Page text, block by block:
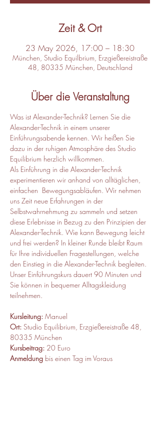
Zeit & Ort
23 May 2026, 17:00 – 18:30
München, Studio Equilbrium, Erzgießereistraße
48, 80335 München, Deutschland
Über die Veranstaltung
Was ist Alexander-Technik? Lernen Sie die
Alexander-Technik in einem unserer
Einführungsabende kennen. Wir heißen Sie
dazu in der ruhigen Atmosphäre des Studio
Equilibrium herzlich willkommen.
Als Einführung in die Alexander-Technik
experimentieren wir anhand von alltäglichen,
einfachen  Bewegungsabläufen. Wir nehmen
uns Zeit neue Erfahrungen in der
Selbstwahrnehmung zu sammeln und setzen
diese Erlebnisse in Bezug zu den Prinzipien der
Alexander-Technik. Wie kann Bewegung leicht
und frei werden? In kleiner Runde bleibt Raum
für Ihre individuellen Fragestellungen, welche
den Einstieg in die Alexander-Technik begleiten.
Unser Einführungskurs dauert 90 Minuten und
Sie können in bequemer Alltagskleidung
teilnehmen.
Kursleitung: Manuel
Ort: Studio Equilibrium, Erzgießereistraße 48,
80335 München
Kursbeitrag: 20 Euro
Anmeldung bis einen Tag im Voraus